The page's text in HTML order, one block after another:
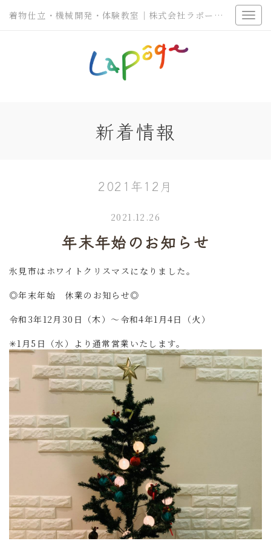
着物仕立・機械開発・体験教室｜株式会社ラポージェ
新着情報
2021年12月
2021.12.26
年末年始のお知らせ
氷見市はホワイトクリスマスになりました。
◎年末年始 休業のお知らせ◎
令和3年12月30日（木）〜令和4年1月4日（火）
✳︎1月5日（水）より通常営業いたします。